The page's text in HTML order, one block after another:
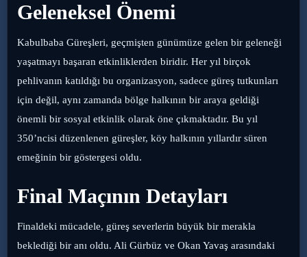
Geleneksel Önemi
Kabulbaba Güreşleri, geçmişten günümüze gelen bir geleneği
yaşatmayı başaran etkinliklerden biridir. Her yıl birçok
pehlivanın katıldığı bu organizasyon, sadece güreş tutkunları
için değil, aynı zamanda bölge halkının bir araya geldiği
önemli bir sosyal etkinlik olarak öne çıkmaktadır. Bu yıl
350’ncisi düzenlenen güreşler, köy halkının yıllardır süren
emeğinin bir göstergesi oldu.
Final Maçının Detayları
Finaldeki mücadele, güreş severlerin büyük bir merakla
beklediği bir anı oldu. Ali Gürbüz ve Okan Yavaş arasındaki